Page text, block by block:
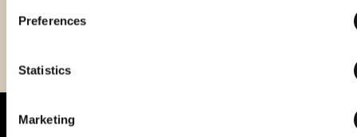
Preferences
Statistics
Marketing
Vinistra 2021 – Gold